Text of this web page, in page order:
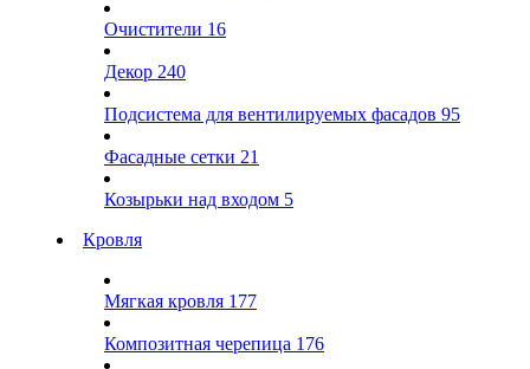
Очистители 16
Декор 240
Подсистема для вентилируемых фасадов 95
Фасадные сетки 21
Козырьки над входом 5
Кровля
Мягкая кровля 177
Композитная черепица 176